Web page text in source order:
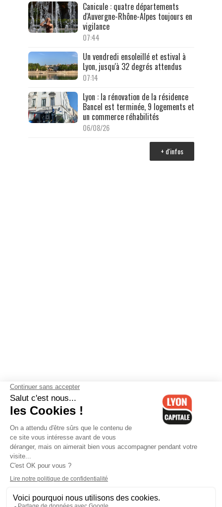
Canicule : quatre départements
d'Auvergne-Rhône-Alpes toujours en
vigilance
07:44
Un vendredi ensoleillé et estival à
Lyon, jusqu'à 32 degrés attendus
07:14
Lyon : la rénovation de la résidence
Bancel est terminée, 9 logements et
un commerce réhabilités
06/08/26
+ d'infos
Contactez-nous-Mentions légales-CGV-Politique de